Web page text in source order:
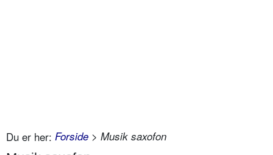
Du er her: Forside > Musik saxofon